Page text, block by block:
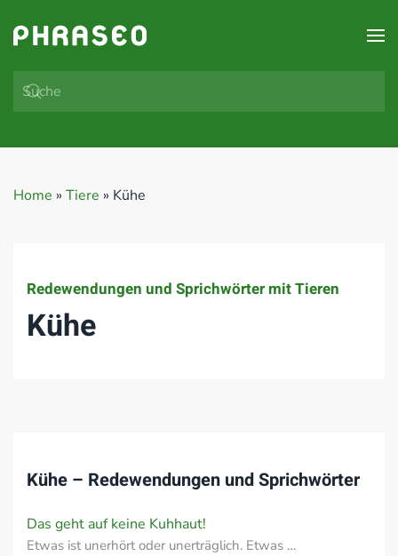
Zum Hauptinhalt springen
Home » Tiere » Kühe
Redewendungen und Sprichwörter mit Tieren
Kühe
Kühe – Redewendungen und Sprichwörter
Das geht auf keine Kuhhaut!
Etwas ist unerhört oder unerträglich. Etwas …